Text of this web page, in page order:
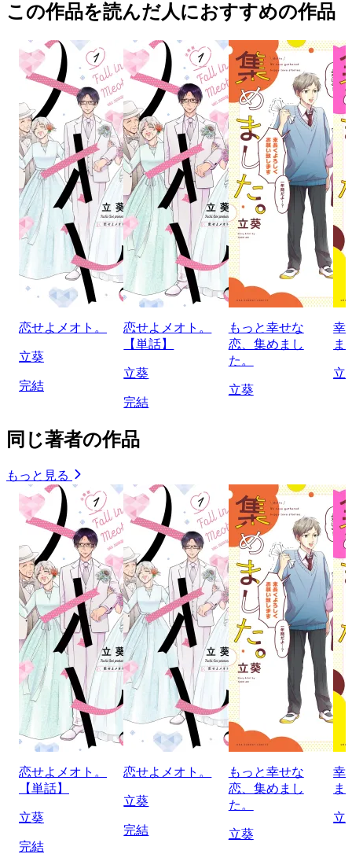
この作品を読んだ人におすすめの作品
恋せよメオト。
立葵
完結
恋せよメオト。
【単話】
立葵
完結
もっと幸せな
恋、集めまし
た。
立葵
幸
ま
立
同じ著者の作品
もっと見る
恋せよメオト。
【単話】
立葵
完結
恋せよメオト。
立葵
完結
もっと幸せな
恋、集めまし
た。
立葵
幸
ま
立